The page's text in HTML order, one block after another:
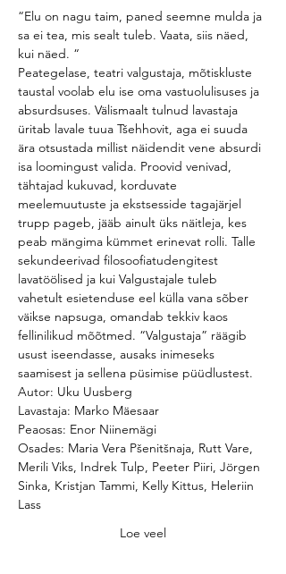
“Elu on nagu taim, paned seemne mulda ja
sa ei tea, mis sealt tuleb. Vaata, siis näed,
kui näed. “
Peategelase, teatri valgustaja, mõtiskluste
taustal voolab elu ise oma vastuolulisuses ja
absurdsuses. Välismaalt tulnud lavastaja
üritab lavale tuua Tšehhovit, aga ei suuda
ära otsustada millist näidendit vene absurdi
isa loomingust valida. Proovid venivad,
tähtajad kukuvad, korduvate
meelemuutuste ja ekstsesside tagajärjel
trupp pageb, jääb ainult üks näitleja, kes
peab mängima kümmet erinevat rolli. Talle
sekundeerivad filosoofiatudengitest
lavatöölised ja kui Valgustajale tuleb
vahetult esietenduse eel külla vana sõber
väikse napsuga, omandab tekkiv kaos
fellinilikud mõõtmed. “Valgustaja” räägib
usust iseendasse, ausaks inimeseks
saamisest ja sellena püsimise püüdlustest.
Autor: Uku Uusberg
Lavastaja: Marko Mäesaar
Peaosas: Enor Niinemägi
Osades: Maria Vera Pšenitšnaja, Rutt Vare,
Merili Viks, Indrek Tulp, Peeter Piiri, Jörgen
Sinka, Kristjan Tammi, Kelly Kittus, Heleriin
Lass
Loe veel